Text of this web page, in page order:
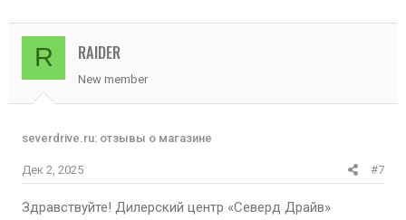
R RAIDER
New member
severdrive.ru: отзывы о магазине
Дек 2, 2025 #7
Здравствуйте! Дилерский центр «Северд Драйв»